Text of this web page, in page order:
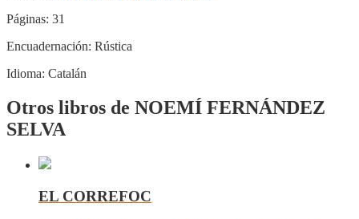
Páginas: 31
Encuadernación: Rústica
Idioma: Catalán
Otros libros de NOEMÍ FERNÁNDEZ
SELVA
EL CORREFOC